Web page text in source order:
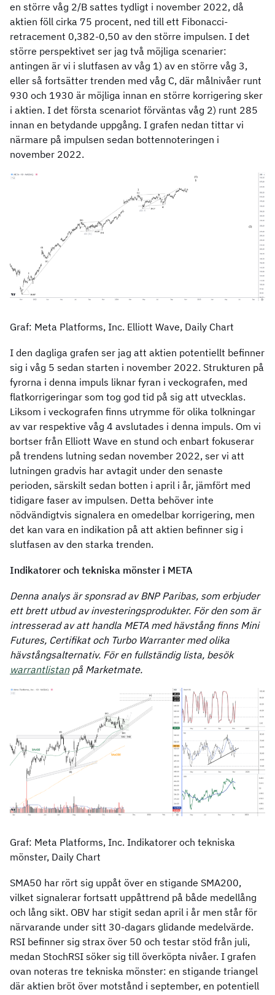
en större våg 2/B sattes tydligt i november 2022, då
aktien föll cirka 75 procent, ned till ett Fibonacci-
retracement 0,382-0,50 av den större impulsen. I det
större perspektivet ser jag två möjliga scenarier:
antingen är vi i slutfasen av våg 1) av en större våg 3,
eller så fortsätter trenden med våg C, där målnivåer runt
930 och 1930 är möjliga innan en större korrigering sker
i aktien. I det första scenariot förväntas våg 2) runt 285
innan en betydande uppgång. I grafen nedan tittar vi
närmare på impulsen sedan bottennoteringen i
november 2022.
Graf: Meta Platforms, Inc. Elliott Wave, Daily Chart
I den dagliga grafen ser jag att aktien potentiellt befinner
sig i våg 5 sedan starten i november 2022. Strukturen på
fyrorna i denna impuls liknar fyran i veckografen, med
flatkorrigeringar som tog god tid på sig att utvecklas.
Liksom i veckografen finns utrymme för olika tolkningar
av var respektive våg 4 avslutades i denna impuls. Om vi
bortser från Elliott Wave en stund och enbart fokuserar
på trendens lutning sedan november 2022, ser vi att
lutningen gradvis har avtagit under den senaste
perioden, särskilt sedan botten i april i år, jämfört med
tidigare faser av impulsen. Detta behöver inte
nödvändigtvis signalera en omedelbar korrigering, men
det kan vara en indikation på att aktien befinner sig i
slutfasen av den starka trenden.
Indikatorer och tekniska mönster i META
Denna analys är sponsrad av BNP Paribas, som erbjuder
ett brett utbud av investeringsprodukter. För den som är
intresserad av att handla META med hävstång finns Mini
Futures, Certifikat och Turbo Warranter med olika
hävstångsalternativ. För en fullständig lista, besök
warrantlistanpå Marketmate.
Graf: Meta Platforms, Inc. Indikatorer och tekniska
mönster, Daily Chart
SMA50 har rört sig uppåt över en stigande SMA200,
vilket signalerar fortsatt uppåttrend på både medellång
och lång sikt. OBV har stigit sedan april i år men står för
närvarande under sitt 30-dagars glidande medelvärde.
RSI befinner sig strax över 50 och testar stöd från juli,
medan StochRSI söker sig till överköpta nivåer. I grafen
ovan noteras tre tekniska mönster: en stigande triangel
där aktien bröt över motstånd i september, en potentiell